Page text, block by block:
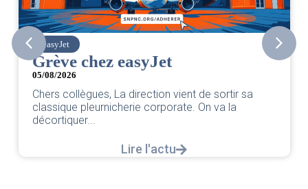
easyJet
Grève chez easyJet
05/08/2026
Chers collègues, La direction vient de sortir sa
classique pleurnicherie corporate. On va la
décortiquer...
Lire l'actu